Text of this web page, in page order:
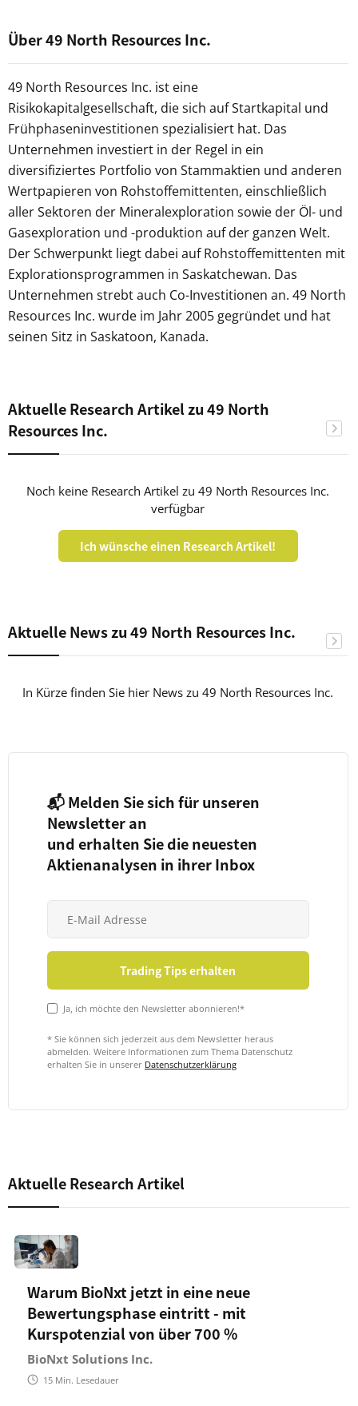
Über 49 North Resources Inc.
49 North Resources Inc. ist eine
Risikokapitalgesellschaft, die sich auf Startkapital und
Frühphaseninvestitionen spezialisiert hat. Das
Unternehmen investiert in der Regel in ein
diversifiziertes Portfolio von Stammaktien und anderen
Wertpapieren von Rohstoffemittenten, einschließlich
aller Sektoren der Mineralexploration sowie der Öl- und
Gasexploration und -produktion auf der ganzen Welt.
Der Schwerpunkt liegt dabei auf Rohstoffemittenten mit
Explorationsprogrammen in Saskatchewan. Das
Unternehmen strebt auch Co-Investitionen an. 49 North
Resources Inc. wurde im Jahr 2005 gegründet und hat
seinen Sitz in Saskatoon, Kanada.
Aktuelle Research Artikel zu 49 North
Resources Inc.
Noch keine Research Artikel zu 49 North Resources Inc.
verfügbar
Ich wünsche einen Research Artikel!
Aktuelle News zu 49 North Resources Inc.
In Kürze finden Sie hier News zu 49 North Resources Inc.
📬 Melden Sie sich für unseren
Newsletter an
und erhalten Sie die neuesten
Aktienanalysen in ihrer Inbox
Ja, ich möchte den Newsletter abonnieren!*
* Sie können sich jederzeit aus dem Newsletter heraus
abmelden. Weitere Informationen zum Thema Datenschutz
erhalten Sie in unserer Datenschutzerklärung
Aktuelle Research Artikel
Warum BioNxt jetzt in eine neue
Bewertungsphase eintritt - mit
Kurspotenzial von über 700 %
BioNxt Solutions Inc.
15 Min. Lesedauer